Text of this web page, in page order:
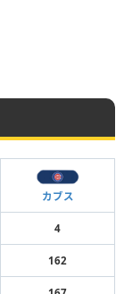
カブス
4
162